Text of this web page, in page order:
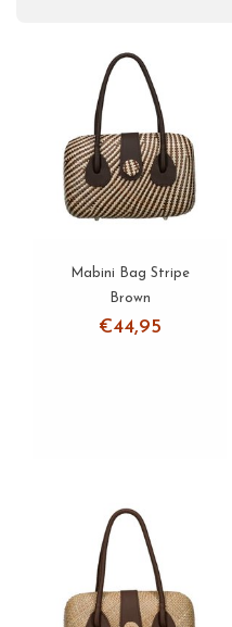
Tassen Palm
Tassen Grass
Clutches
Colliers
Armbanden
Zakelijke klanten
Mabini Bag Stripe
Brown
€44,95